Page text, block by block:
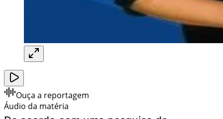
Ouça a reportagem
Áudio da matéria